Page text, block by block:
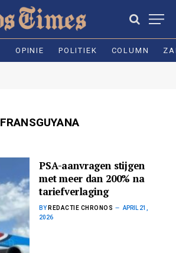
OPINIE POLITIEK COLUMN
FRANSGUYANA
PSA-aanvragen stijgen
met meer dan 200% na
tariefverlaging
BY REDACTIE CHRONOS
APRIL 21,
2026